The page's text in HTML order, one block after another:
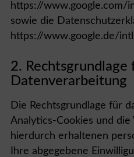
https://www.google.com/
sowie die
https://www.google.de/
2. Rechtsgrundlage
Datenverarbeitung
Die Rechtsgrundlage für
Analytics-Cookies und
hierdurch erhaltenen
Ihre abgegebene